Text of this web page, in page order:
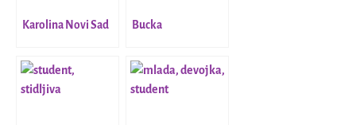
Karolina Novi Sad Bucka